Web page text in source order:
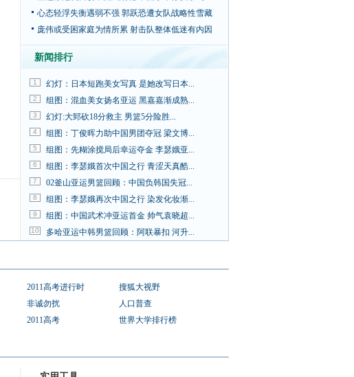
心态轻浮失衡遇弱不强 郭跃恐遭女队战略性雪藏
庞伟或受困家庭为情所累 射击队整体低迷有内因
新闻排行
1 幻灯：日本短跑美女写真 是她改写日本...
2 组图：混血美女扬名亚运 黑嘉嘉渐成熟...
3 幻灯:大郅砍18分救主 男篮5分险胜...
4 组图：丁俊晖力助中国男团夺冠 梁文博...
5 组图：先糊涂搅局后幸运夺金 李瑟娥亚...
6 组图：李瑟娥首次中国之行 青涩天真酷...
7 02釜山亚运男篮回顾：中国负韩国失冠...
8 组图：李瑟娥再次中国之行 染发化妆渐...
9 组图：中国武术冲亚运首金 帅气袁晓超...
10 多哈亚运中韩男篮回顾：阿联暴扣 河升...
2011高考进行时
搜狐大视野
非诚勿扰
人口普查
2011高考 世界大学排行榜